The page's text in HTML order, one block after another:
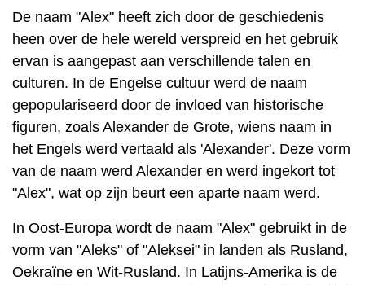
De naam "Alex" heeft zich door de geschiedenis
heen over de hele wereld verspreid en het gebruik
ervan is aangepast aan verschillende talen en
culturen. In de Engelse cultuur werd de naam
gepopulariseerd door de invloed van historische
figuren, zoals Alexander de Grote, wiens naam in
het Engels werd vertaald als 'Alexander'. Deze vorm
van de naam werd Alexander en werd ingekort tot
"Alex", wat op zijn beurt een aparte naam werd.
In Oost-Europa wordt de naam "Alex" gebruikt in de
vorm van "Aleks" of "Aleksei" in landen als Rusland,
Oekraïne en Wit-Rusland. In Latijns-Amerika is de